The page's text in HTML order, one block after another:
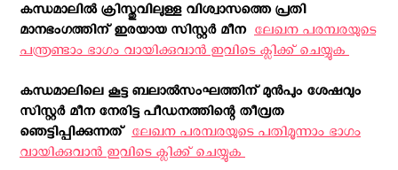
കന്ധമാലില്‍ ക്രിസ്തുവിലുള്ള വിശ്വാസത്തെ പ്രതി
മാനഭംഗത്തിന് ഇരയായ സിസ്റ്റര്‍ മീന ‍ ലേഖന പരമ്പരയുടെ
പന്ത്രണ്ടാം ഭാഗം വായിക്കുവാന്‍ ഇവിടെ ക്ലിക്ക് ചെയ്യുക ‍
കന്ധമാലിലെ കൂട്ട ബലാല്‍സംഘത്തിന് മുന്‍പും ശേഷവും
സിസ്റ്റര്‍ മീന നേരിട്ട പീഡനത്തിന്റെ തീവ്രത
ഞെട്ടിപ്പിക്കുന്നത് ‍ ലേഖന പരമ്പരയുടെ പതിമൂന്നാം ഭാഗം
വായിക്കുവാന്‍ ഇവിടെ ക്ലിക്ക് ചെയ്യുക ‍